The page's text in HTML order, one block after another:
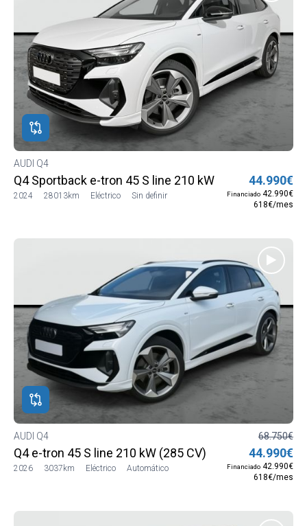
AUDI Q4
Q4 Sportback e-tron 45 S line 210 kW (285 CV) quattro
2024 28013km Eléctrico Sin definir
44.990€
Financiado 42.990€
618€/mes
AUDI Q4
Q4 e-tron 45 S line 210 kW (285 CV)
2026 3037km Eléctrico Automático
68.750€
44.990€
Financiado 42.990€
618€/mes